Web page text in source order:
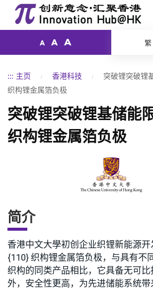
A A A 繁
::: 主页 香港科技
突破锂突破锂
织构锂金属箔负极
突破锂突破锂基储能
织构锂金属箔负极
简介
香港中文大學初创企业织锂新能源
{110} 织构锂金属箔负极，与具有不
织构的同类产品相比，它具备无可比
外，安全性更高，为先进储能系统带